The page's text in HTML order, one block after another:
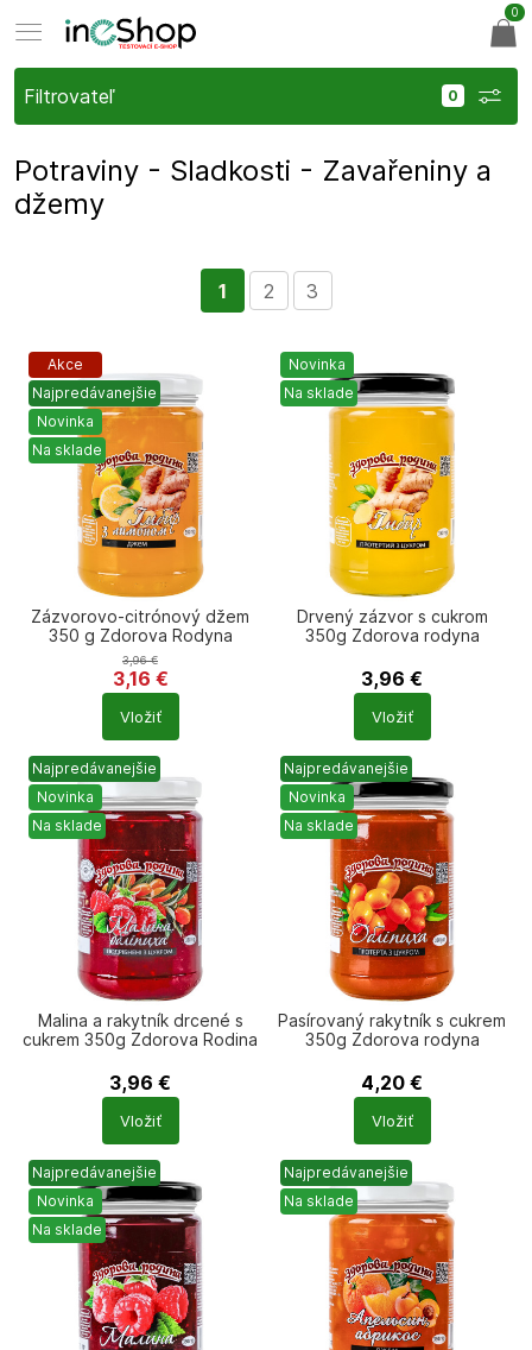
Filtrovateľ
Potraviny - Sladkosti - Zavařeniny a
džemy
1 2 3
Akce
Najpredávanejšie
Novinka
Na sklade
Zázvorovo-citrónový džem
350 g Zdorova Rodyna
3,16 €
3,96€
Počet
produktů
Vložiť
Novinka
Na sklade
Drvený zázvor s cukrom
350g Zdorova rodyna
3,96 €
Počet
produktů
Vložiť
Najpredávanejšie
Novinka
Na sklade
Malina a rakytník drcené s
cukrem 350g Zdorova Rodina
3,96 €
Počet
produktů
Vložiť
Najpredávanejšie
Novinka
Na sklade
Pasírovaný rakytník s cukrem
350g Zdorova rodyna
4,20 €
Počet
produktů
Vložiť
Najpredávanejšie
Novinka
Na sklade
Najpredávanejšie
Na sklade
0